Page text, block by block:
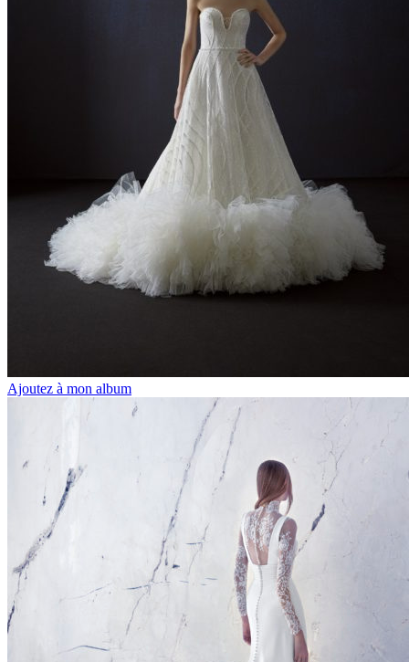
Ajoutez à mon album